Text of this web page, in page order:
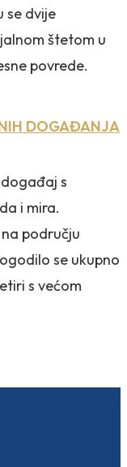
se dvije
štetom u
povrede.
DOGAĐANJA
s
i mira.
području
se ukupno
s većom